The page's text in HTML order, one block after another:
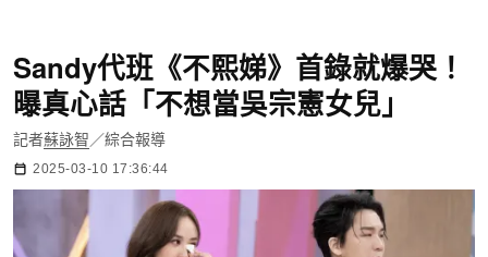
Sandy代班《不熙娣》首錄就爆哭！
曝真心話「不想當吳宗憲女兒」
記者蘇詠智 ／綜合報導
2025-03-10 17:36:44